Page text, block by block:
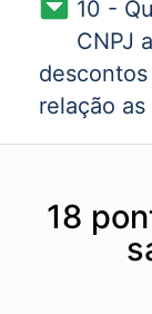
10 -
CNPJ
relação
18